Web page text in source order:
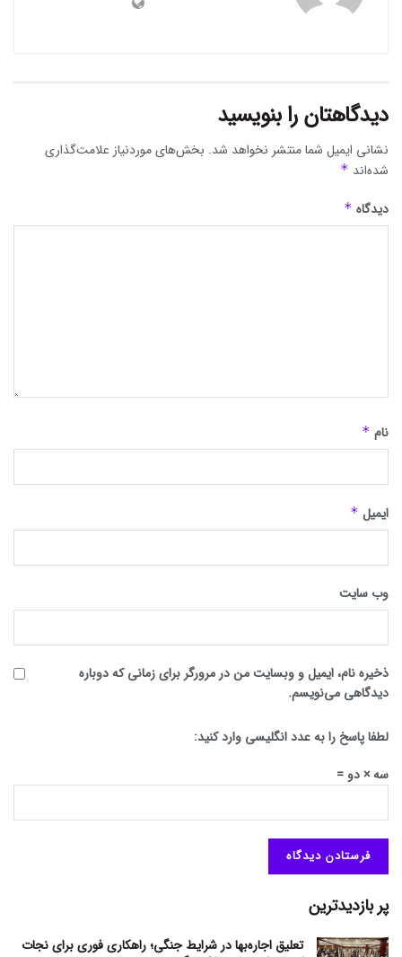
دیدگاهتان را بنویسید
نشانی ایمیل شما منتشر نخواهد شد. بخش‌های موردنیاز علامت‌گذاری
شده‌اند *
دیدگاه *
نام *
ایمیل *
وب‌ سایت
ذخیره نام، ایمیل و وبسایت من در مرورگر برای زمانی که دوباره
دیدگاهی می‌نویسم.
لطفا پاسخ را به عدد انگلیسی وارد کنید:
سه × دو =
پر بازدیدترین
تعلیق اجاره‌بها در شرایط جنگی؛ راهکاری فوری برای نجات